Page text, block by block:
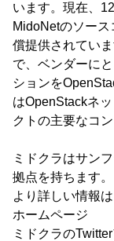
います。現在、
MidoNetのソース
償提供されてい
で、ベンダーに
ションを
はOpenStackネ
クトの主要なコ
ミドクラはサン
拠点を持ちます。
より詳しい情報
ホームペ
ミドクラの